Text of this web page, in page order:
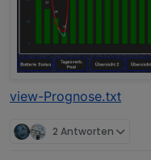
view-Prognose.txt
2 Antworten